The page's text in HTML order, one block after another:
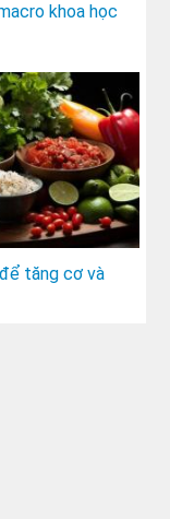
khoa học
tăng cơ và